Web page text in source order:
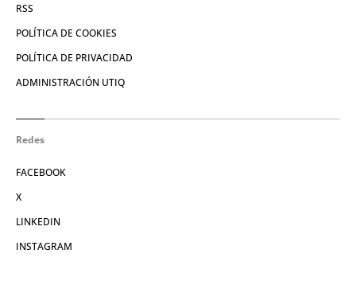
RSS
POLÍTICA DE COOKIES
POLÍTICA DE PRIVACIDAD
ADMINISTRACIÓN UTIQ
Redes
FACEBOOK
X
LINKEDIN
INSTAGRAM